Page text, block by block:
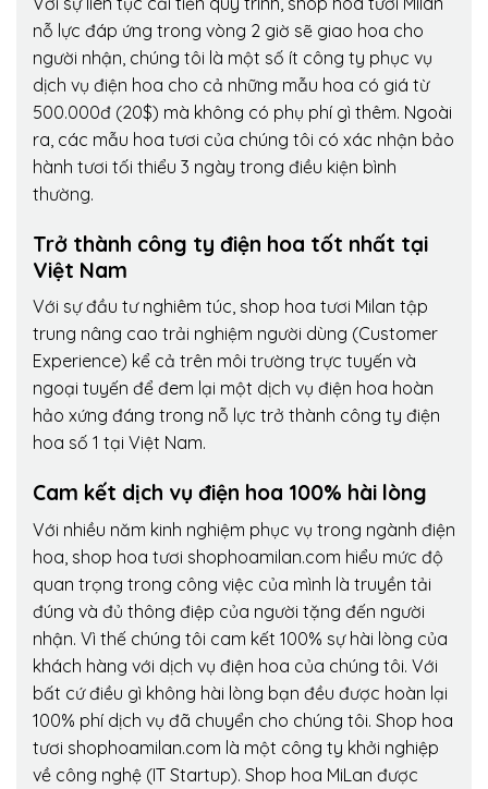
nỗ lực đáp ứng trong vòng 2 giờ sẽ giao hoa cho
người nhận, chúng tôi là một số ít công ty phục vụ
dịch vụ điện hoa cho cả những mẫu hoa có giá từ
500.000đ (20$) mà không có phụ phí gì thêm. Ngoài
ra, các mẫu hoa tươi của chúng tôi có xác nhận bảo
hành tươi tối thiểu 3 ngày trong điều kiện bình
thường.
Trở thành công ty điện hoa tốt nhất tại
Việt Nam
Với sự đầu tư nghiêm túc, shop hoa tươi Milan tập
trung nâng cao trải nghiệm người dùng (Customer
Experience) kể cả trên môi trường trực tuyến và
ngoại tuyến để đem lại một dịch vụ điện hoa hoàn
hảo xứng đáng trong nỗ lực trở thành công ty điện
hoa số 1 tại Việt Nam.
Cam kết dịch vụ điện hoa 100% hài lòng
Với nhiều năm kinh nghiệm phục vụ trong ngành điện
hoa, shop hoa tươi shophoamilan.com hiểu mức độ
quan trọng trong công việc của mình là truyền tải
đúng và đủ thông điệp của người tặng đến người
nhận. Vì thế chúng tôi cam kết 100% sự hài lòng của
khách hàng với dịch vụ điện hoa của chúng tôi. Với
bất cứ điều gì không hài lòng bạn đều được hoàn lại
100% phí dịch vụ đã chuyển cho chúng tôi. Shop hoa
tươi shophoamilan.com là một công ty khởi nghiệp
về công nghệ (IT Startup). Shop hoa MiLan được